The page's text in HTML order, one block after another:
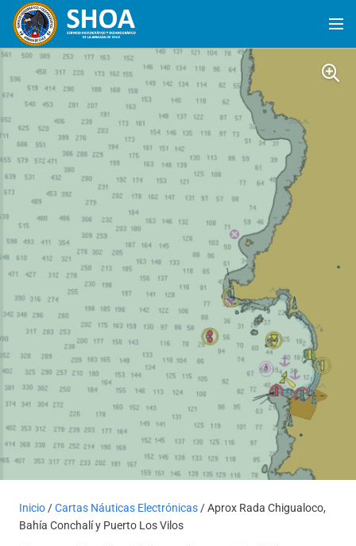
Inicio /Cartas Náuticas Electrónicas / Aprox Rada Chigualoco,
Bahía Conchalí y Puerto Los Vilos